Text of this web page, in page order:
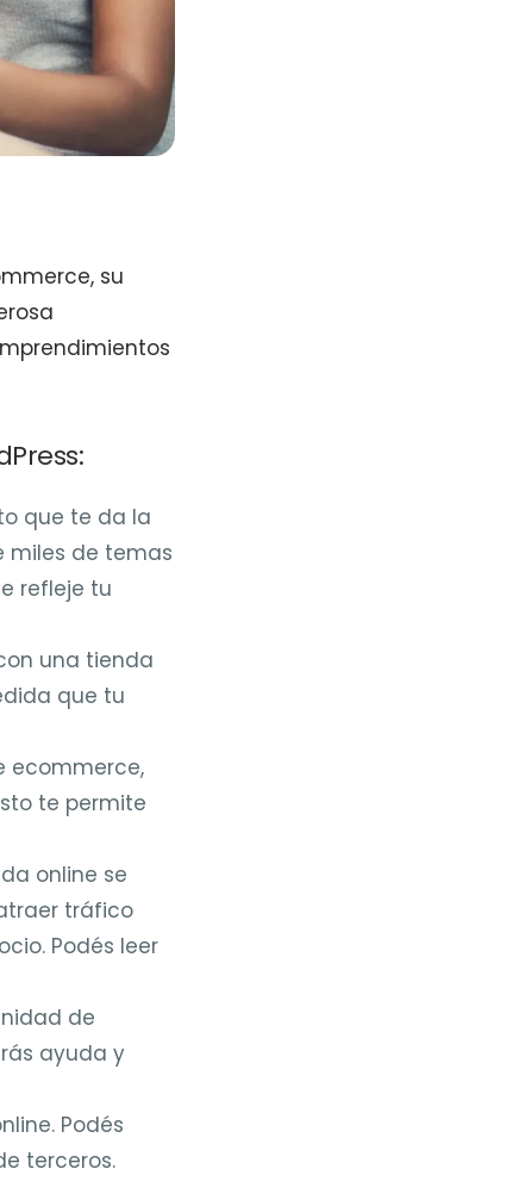
su
que te da la
miles de temas
refleje tu
una tienda
que tu
ecommerce,
te permite
online se
tráfico
Podés leer
de
ayuda y
Podés
terceros.